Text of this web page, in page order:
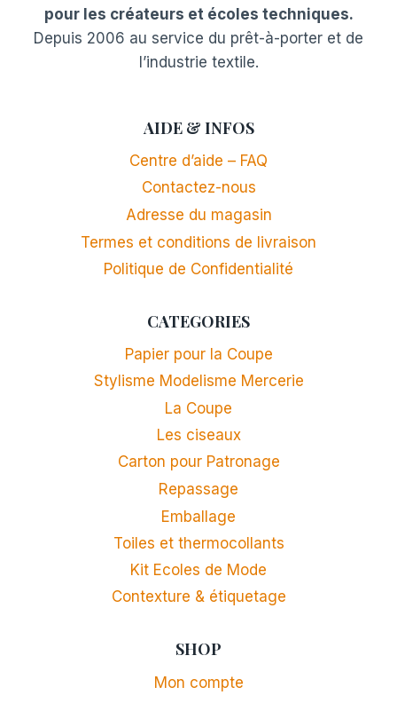
pour les créateurs et écoles techniques.
Depuis 2006 au service du prêt-à-porter et de
l’industrie textile.
AIDE & INFOS
Centre d’aide – FAQ
Contactez-nous
Adresse du magasin
Termes et conditions de livraison
Politique de Confidentialité
CATEGORIES
Papier pour la Coupe
Stylisme Modelisme Mercerie
La Coupe
Les ciseaux
Carton pour Patronage
Repassage
Emballage
Toiles et thermocollants
Kit Ecoles de Mode
Contexture & étiquetage
SHOP
Mon compte